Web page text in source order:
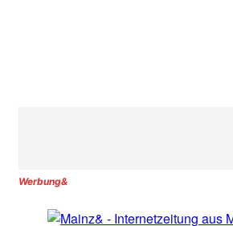
Werbung&